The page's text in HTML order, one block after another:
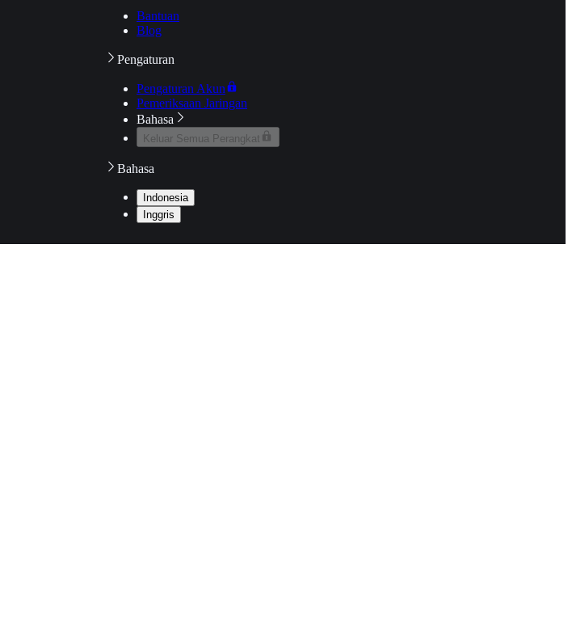
Bantuan
Blog
Pengaturan
Pengaturan Akun
Pemeriksaan Jaringan
Bahasa
Keluar Semua Perangkat
Bahasa
Indonesia
Inggris